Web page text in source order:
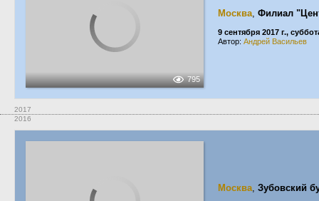
795
Москва, Филиал
9 сентября 2017 г.,
Автор: Андрей Васильев
2017
2016
Москва, Зубовский